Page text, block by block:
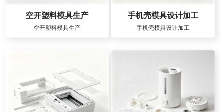
空开塑料模具生产
空开塑料模具生产
手机壳模具设计加工
手机壳模具设计加工